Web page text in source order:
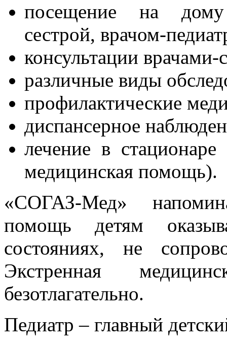
посещение на дому
сестрой, врачом-
консультации
различные виды
профилактические
диспансерное
лечение в стационаре
медицинская помощь).
«СОГАЗ-Мед»
помощь детям
состояниях, не
Экстренная
безотлагательно.
Педиатр – главный